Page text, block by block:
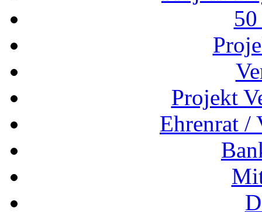
Projekt
Ehrenrat /